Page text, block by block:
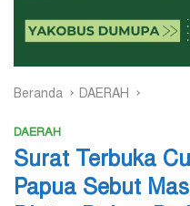
Beranda DAERAH
DAERAH
Surat Terbuka
Papua Sebut